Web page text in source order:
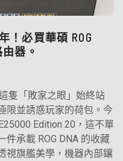
！必買華碩 ROG
器。
隻「敗家之眼」始終站
限並誘惑玩家的荷包。今
Edition 20，這不單
承載 ROG DNA 的收藏
視旗艦美學，機器內部鑲